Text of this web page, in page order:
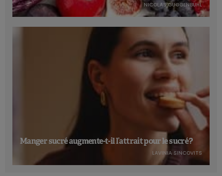
NICOLAS GUGGENBÜHL
Manger sucré augmente-t-il l’attrait pour le sucré ?
LAVINIA SINCOVITS